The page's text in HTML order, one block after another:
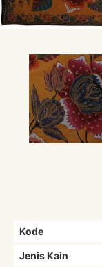
TANYA
LINKS
Kode
Jenis Kain